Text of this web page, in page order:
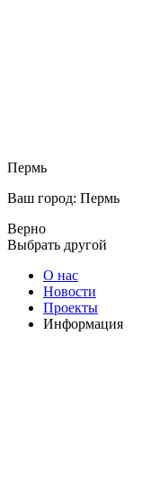
Пермь
Ваш город: Пермь
Верно
Выбрать другой
О нас
Новости
Проекты
Информация